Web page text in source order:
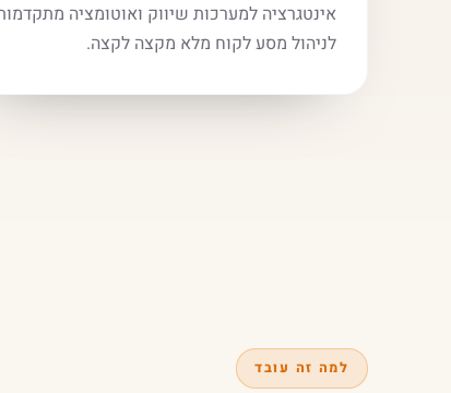
אינטגרציה למערכות שיווק ואוטומציה
לניהול מסע לקוח מלא מקצה לקצה.
למה זה עובד